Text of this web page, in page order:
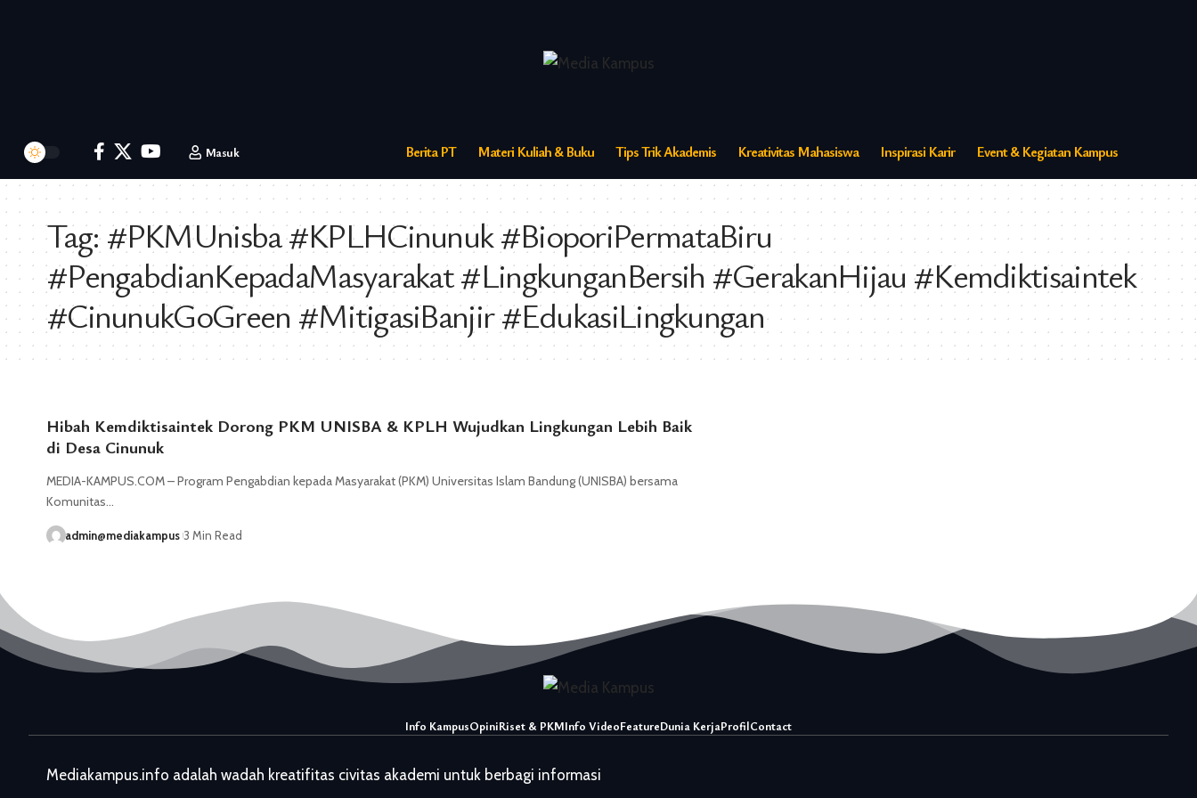
Masuk Berita PT Materi Kuliah & Buku Tips Trik Akademis Kreativitas Mahasiswa Inspirasi Karir Event & Kegiatan Kampus
Tag:#PKMUnisba #KPLHCinunuk #BioporiPermataBiru
#PengabdianKepadaMasyarakat #LingkunganBersih #GerakanHijau #Kemdiktisaintek
#CinunukGoGreen #MitigasiBanjir #EdukasiLingkungan
Hibah Kemdiktisaintek Dorong PKM UNISBA & KPLH Wujudkan Lingkungan Lebih Baik
di Desa Cinunuk
MEDIA-KAMPUS.COM – Program Pengabdian kepada Masyarakat (PKM) Universitas Islam Bandung (UNISBA) bersama
Komunitas…
admin@mediakampus 3 Min Read
Info KampusOpiniRiset & PKMInfo VideoFeatureDunia KerjaProfilContact
Mediakampus.info adalah wadah kreatifitas civitas akademi untuk berbagi informasi